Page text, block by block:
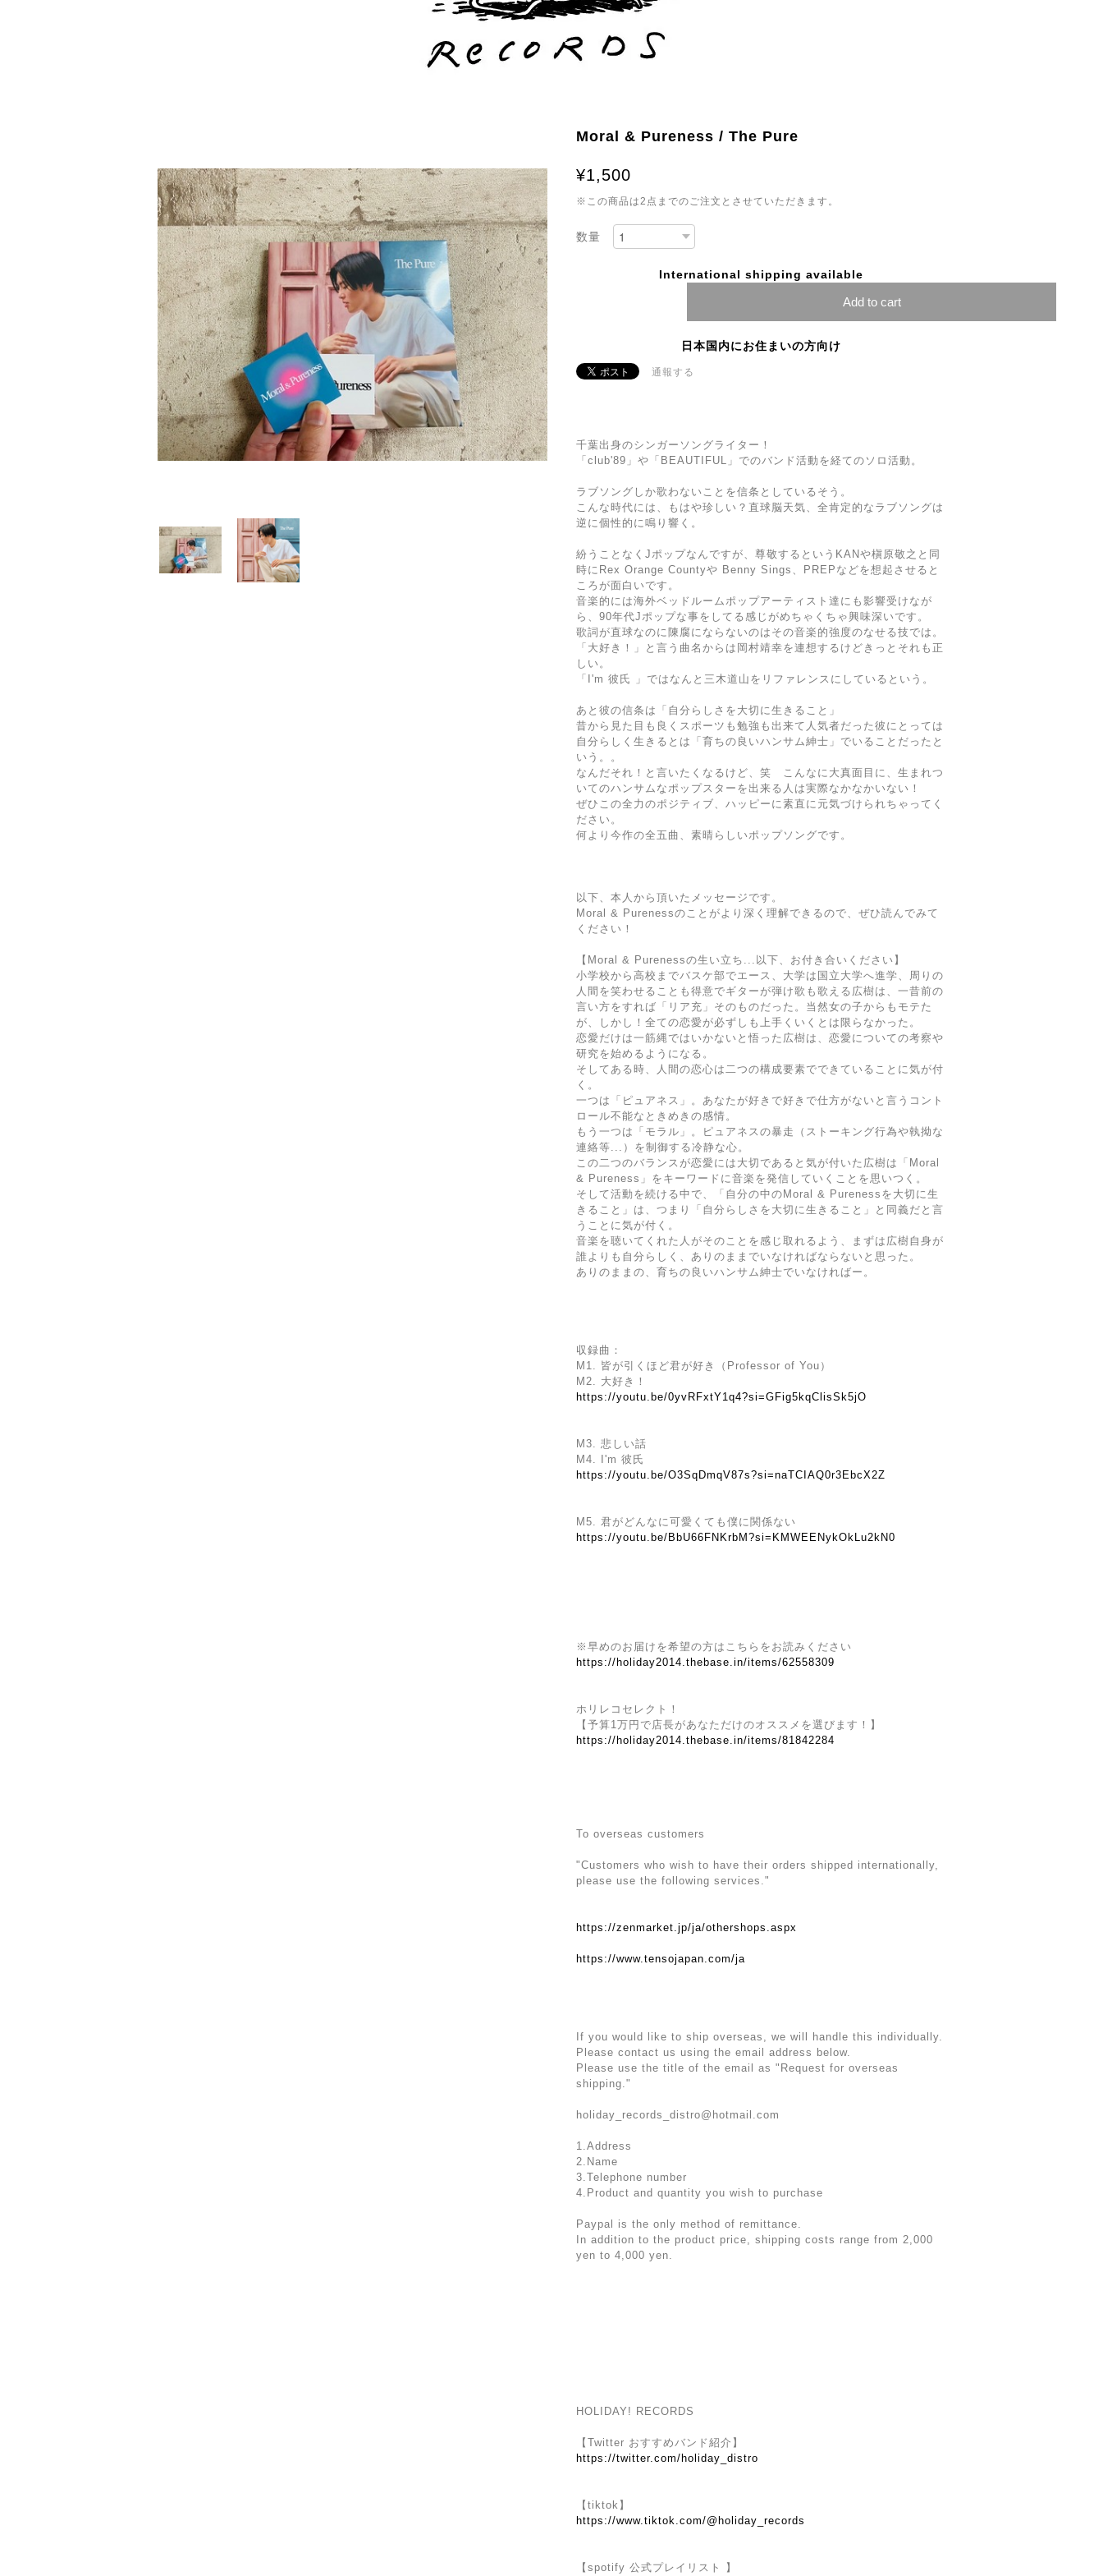
Moral & Pureness / The Pure
¥1,500
※この商品は2点までのご注文とさせていただきます。
数量
International shipping available
Add to cart
日本国内にお住まいの方向け
通報する
千葉出身のシンガーソングライター！
「club'89」や「BEAUTIFUL」でのバンド活動を経てのソロ活動。
ラブソングしか歌わないことを信条としているそう。
こんな時代には、もはや珍しい？直球脳天気、全肯定的なラブソングは
逆に個性的に鳴り響く。
紛うことなくJポップなんですが、尊敬するというKANや槇原敬之と同
時にRex Orange Countyや Benny Sings、PREPなどを想起させると
ころが面白いです。
音楽的には海外ベッドルームポップアーティスト達にも影響受けなが
ら、90年代Jポップな事をしてる感じがめちゃくちゃ興味深いです。
歌詞が直球なのに陳腐にならないのはその音楽的強度のなせる技では。
「大好き！」と言う曲名からは岡村靖幸を連想するけどきっとそれも正
しい。
「I'm 彼氏 」ではなんと三木道山をリファレンスにしているという。
あと彼の信条は「自分らしさを大切に生きること」
昔から見た目も良くスポーツも勉強も出来て人気者だった彼にとっては
自分らしく生きるとは「育ちの良いハンサム紳士」でいることだったと
いう。。
なんだそれ！と言いたくなるけど、笑 こんなに大真面目に、生まれつ
いてのハンサムなポップスターを出来る人は実際なかなかいない！
ぜひこの全力のポジティブ、ハッピーに素直に元気づけられちゃってく
ださい。
何より今作の全五曲、素晴らしいポップソングです。
以下、本人から頂いたメッセージです。
Moral & Purenessのことがより深く理解できるので、ぜひ読んでみて
ください！
【Moral & Purenessの生い立ち...以下、お付き合いください】
小学校から高校までバスケ部でエース、大学は国立大学へ進学、周りの
人間を笑わせることも得意でギターが弾け歌も歌える広樹は、一昔前の
言い方をすれば「リア充」そのものだった。当然女の子からもモテた
が、しかし！全ての恋愛が必ずしも上手くいくとは限らなかった。
恋愛だけは一筋縄ではいかないと悟った広樹は、恋愛についての考察や
研究を始めるようになる。
そしてある時、人間の恋心は二つの構成要素でできていることに気が付
く。
一つは「ピュアネス」。あなたが好きで好きで仕方がないと言うコント
ロール不能なときめきの感情。
もう一つは「モラル」。ピュアネスの暴走（ストーキング行為や執拗な
連絡等...）を制御する冷静な心。
この二つのバランスが恋愛には大切であると気が付いた広樹は「Moral
& Pureness」をキーワードに音楽を発信していくことを思いつく。
そして活動を続ける中で、「自分の中のMoral & Purenessを大切に生
きること」は、つまり「自分らしさを大切に生きること」と同義だと言
うことに気が付く。
音楽を聴いてくれた人がそのことを感じ取れるよう、まずは広樹自身が
誰よりも自分らしく、ありのままでいなければならないと思った。
ありのままの、育ちの良いハンサム紳士でいなければー。
収録曲：
M1. 皆が引くほど君が好き（Professor of You）
M2. 大好き！
https://youtu.be/0yvRFxtY1q4?si=GFig5kqClisSk5jO
M3. 悲しい話
M4. I'm 彼氏
https://youtu.be/O3SqDmqV87s?si=naTCIAQ0r3EbcX2Z
M5. 君がどんなに可愛くても僕に関係ない
https://youtu.be/BbU66FNKrbM?si=KMWEENykOkLu2kN0
※早めのお届けを希望の方はこちらをお読みください
https://holiday2014.thebase.in/items/62558309
ホリレコセレクト！
【予算1万円で店長があなただけのオススメを選びます！】
https://holiday2014.thebase.in/items/81842284
To overseas customers
"Customers who wish to have their orders shipped internationally,
please use the following services."
https://zenmarket.jp/ja/othershops.aspx
https://www.tensojapan.com/ja
If you would like to ship overseas, we will handle this individually.
Please contact us using the email address below.
Please use the title of the email as "Request for overseas
shipping."
holiday_records_distro@hotmail.com
1.Address
2.Name
3.Telephone number
4.Product and quantity you wish to purchase
Paypal is the only method of remittance.
In addition to the product price, shipping costs range from 2,000
yen to 4,000 yen.
HOLIDAY! RECORDS
【Twitter おすすめバンド紹介】
https://twitter.com/holiday_distro
【tiktok】
https://www.tiktok.com/@holiday_records
【spotify 公式プレイリスト 】